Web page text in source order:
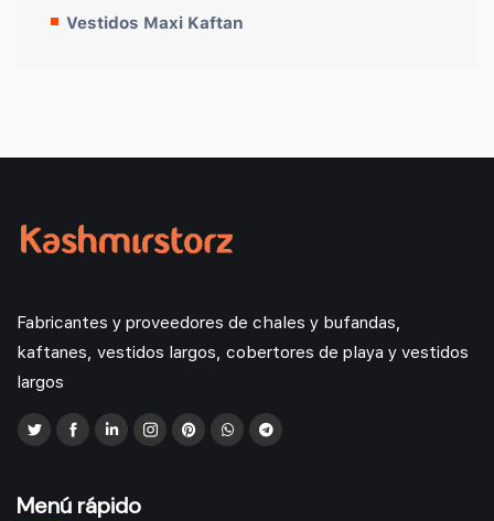
Vestidos Maxi Kaftan
Fabricantes y proveedores de chales y bufandas,
kaftanes, vestidos largos, cobertores de playa y vestidos
largos
Menú rápido